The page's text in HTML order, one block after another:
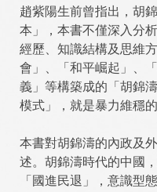
趙紫陽生前曾指出，胡
本」，本書不僅深入分
經歷、知識結構及思維
會」、「和平崛起」、
義」等構築成的「胡錦
模式」，就是暴力維穩
本書對胡錦濤的內政及
述。胡錦濤時代的中國
「國進民退」，意識型